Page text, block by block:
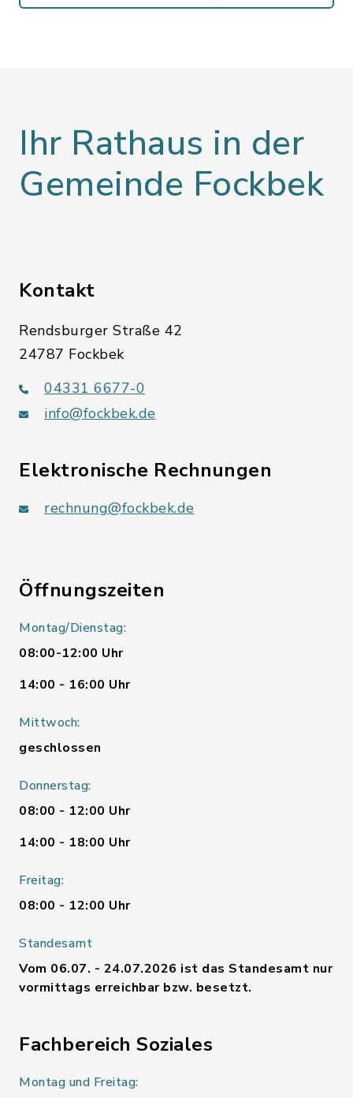
Ihr Rathaus in der
Gemeinde Fockbek
Kontakt
Rendsburger Straße 42
24787 Fockbek
04331 6677-0
info@fockbek.de
Elektronische Rechnungen
rechnung@fockbek.de
Öffnungszeiten
Montag/Dienstag:
08:00-12:00 Uhr
14:00 - 16:00 Uhr
Mittwoch:
geschlossen
Donnerstag:
08:00 - 12:00 Uhr
14:00 - 18:00 Uhr
Freitag:
08:00 - 12:00 Uhr
Standesamt
Vom 06.07. - 24.07.2026 ist das Standesamt nur
vormittags erreichbar bzw. besetzt.
Fachbereich Soziales
Montag und Freitag: